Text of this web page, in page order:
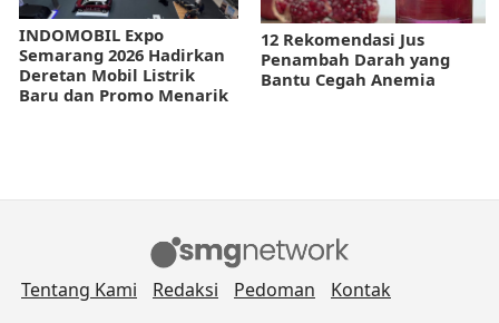
INDOMOBIL Expo
Semarang 2026 Hadirkan
Deretan Mobil Listrik
Baru dan Promo Menarik
12 Rekomendasi Jus
Penambah Darah yang
Bantu Cegah Anemia
Tentang Kami Redaksi Pedoman Kontak